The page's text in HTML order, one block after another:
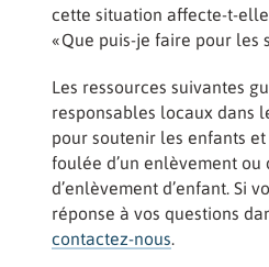
cette situation affecte-t-elle
« Que puis-je faire pour les
Les ressources suivantes
responsables locaux dans
pour soutenir les enfants
foulée d’un enlèvement ou
d’enlèvement d’enfant. Si
réponse à vos questions
contactez-nous.